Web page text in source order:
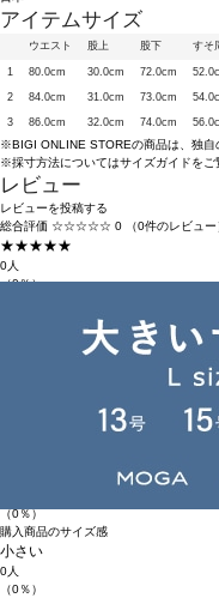
アイテムサイズ
ウエスト 股上 股下 すそ
1 80.0cm 30.0cm 72.0cm
2 84.0cm 31.0cm 73.0cm
3 86.0cm 32.0cm 74.0cm
※BIGI ONLINE STOREの商品は、独自
※採寸方法についてはサイズガイドをご
レビュー
レビューを投稿する
総合評価 ☆☆☆☆☆ 0 （0件のレビュー
★★★★★
0人
（0％）
（0％）
購入商品のサイズ感
小さい
0人
（0％）